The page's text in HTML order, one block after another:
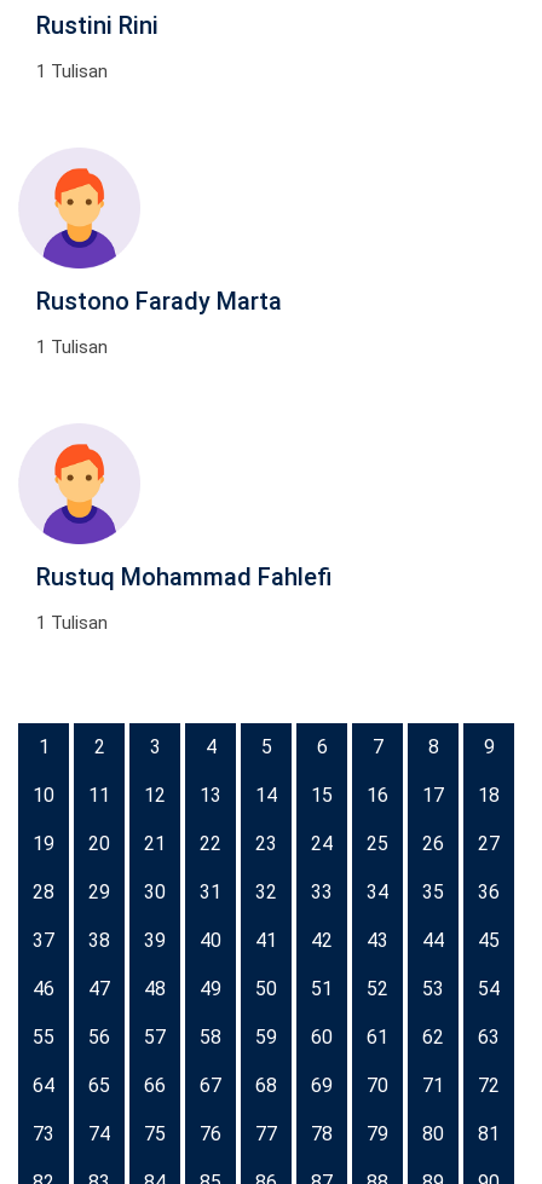
Rustini Rini
1 Tulisan
Rustono Farady Marta
1 Tulisan
Rustuq Mohammad Fahlefi
1 Tulisan
1 2 3 4 5 6 7 8 9
10 11 12 13 14 15 16 17 18
19 20 21 22 23 24 25 26 27
28 29 30 31 32 33 34 35 36
37 38 39 40 41 42 43 44 45
46 47 48 49 50 51 52 53 54
55 56 57 58 59 60 61 62 63
64 65 66 67 68 69 70 71 72
73 74 75 76 77 78 79 80 81